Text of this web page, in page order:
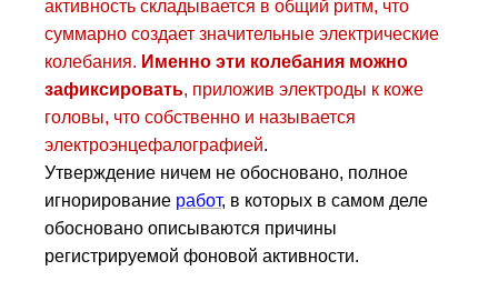
активность складывается в общий ритм, что
суммарно создает значительные электрические
колебания. Именно эти колебания можно
зафиксировать, приложив электроды к коже
головы, что собственно и называется
электроэнцефалографией.
Утверждение ничем не обосновано, полное
игнорирование работ, в которых в самом деле
обосновано описываются причины
регистрируемой фоновой активности.